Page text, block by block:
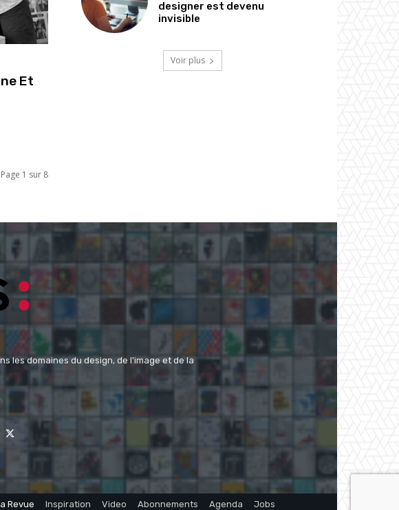
Et
Page 1 sur 8
designer est devenu
invisible
Voir plus
les domaines du design, de l'image et de la
Revue Inspiration Video Abonnements Agenda
Jobs